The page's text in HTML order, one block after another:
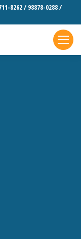
8262 / 98878-0288 /